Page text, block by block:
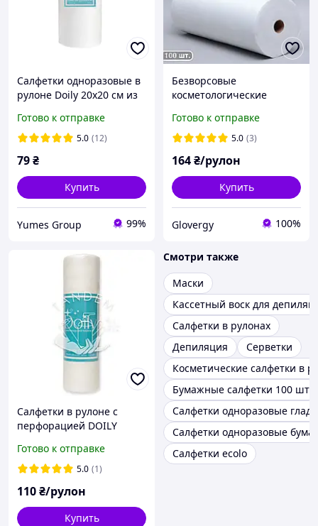
Салфетки одноразовые в
рулоне Doily 20х20 см из
шт/рул) гладкая
Готово к отправке
5.0 (12)
79₴
Купить
Yumes Group 99%
Безворсовые
косметологические
рулоне из спанлейса с
гладкой текстурой 100
Готово к отправке
5.0 (3)
164₴/рулон
Купить
Glovergy 100%
Салфетки в рулоне с
перфорацией DOILY
(100 шт), структура сетка
Готово к отправке
5.0 (1)
110₴/рулон
Купить
Смотри также
Маски
Кассетный воск для
Салфетки в рулонах
Депиляция
Серветки
Косметические салфетки в
Бумажные салфетки 100 шт
Салфетки одноразовые
Салфетки одноразовые
Салфетки ecolo